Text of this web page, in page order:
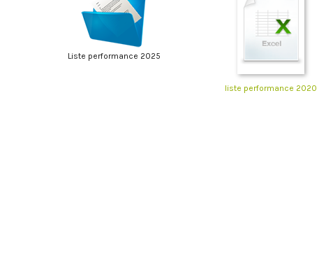
Liste performance 2025
liste performance 2020